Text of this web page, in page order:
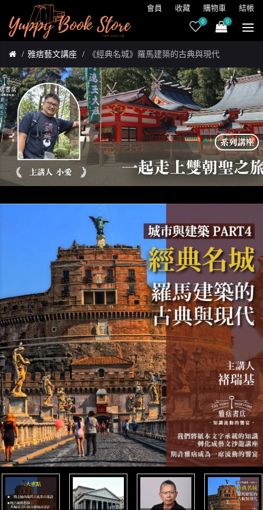
會員 收藏 購物車 結帳
0 0
雅痞藝文講座 《經典名城》羅馬建築的古典與現代